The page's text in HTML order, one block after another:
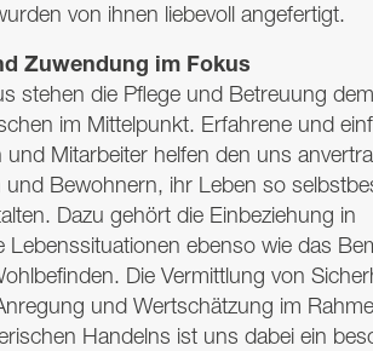
von ihnen liebevoll angefertigt.
Zuwendung im Fokus
stehen die Pflege und Betreuung
im Mittelpunkt. Erfahrene und
und Mitarbeiter helfen den uns
und Bewohnern, ihr Leben so
Dazu gehört die Einbeziehung in
Lebenssituationen ebenso wie das
Die Vermittlung von
und Wertschätzung im
Handelns ist uns dabei ein